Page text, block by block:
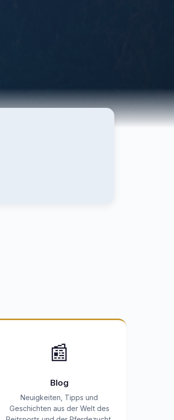
📰
Blog
Neuigkeiten, Tipps und
Geschichten aus der Welt des